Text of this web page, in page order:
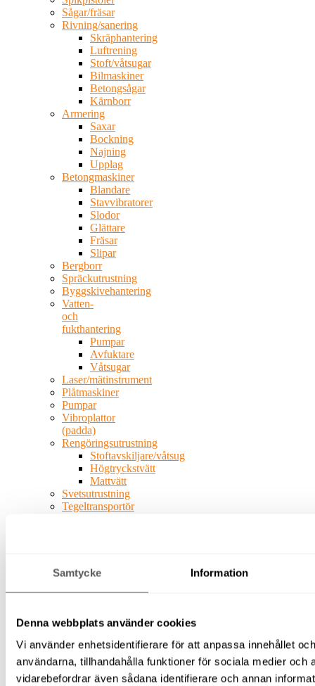
Samtycke Information
Denna webbplats använder cookies
Vi använder enhetsidentifierare för att anpassa innehållet
användarna, tillhandahålla funktioner för sociala medier och
vidarebefordrar även sådana identifierare och annan
Sågar/fräsar
Rivning/sanering
Skräphantering
Luftrening
Stoft/våtsugar
Bilmaskiner
Betongsågar
Kärnborr
Armering
Saxar
Bockning
Najning
Upplag
Betongmaskiner
Blandare
Stavvibratorer
Slodor
Glättare
Fräsar
Slipar
Bergborr
Spräckutrustning
Byggskivehantering
Vatten-
och
fukthantering
Pumpar
Avfuktare
Våtsugar
Laser/mätinstrument
Plåtmaskiner
Pumpar
Vibroplattor
(padda)
Rengöringsutrustning
Stoftavskiljare/våtsug
Högtryckstvätt
Mattvätt
Svetsutrustning
Tegeltransportör
Värmefläktar
Ytfräsar
Avspärrning
Avspärrning
TMA
El &
energi
Belysning
Byggbelysning